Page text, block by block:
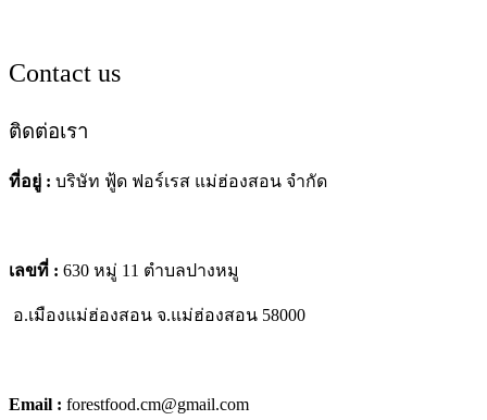
Contact us
ติดต่อเรา
ที่อยู่ : บริษัท ฟู้ด ฟอร์เรส แม่ฮ่องสอน จำกัด
เลขที่ : 630 หมู่ 11 ตำบลปางหมู
อ.เมืองแม่ฮ่องสอน จ.แม่ฮ่องสอน 58000
Email : forestfood.cm@gmail.com